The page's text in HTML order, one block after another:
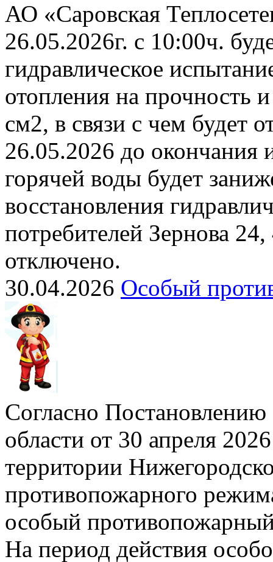
АО «Саровская
26.05.2026г. с 10:00ч.
гидравлическое
отопления на прочность
см2, в связи с чем будет
26.05.2026 до окончания
горячей воды будет
восстановления
потребителей Зернова
отключено.
30.04.2026 Особый
Согласно
области от 30 апреля
территории
противопожарного
особый
На период действия